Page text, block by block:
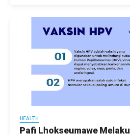
HEALTH
Pafi Lhokseumawe